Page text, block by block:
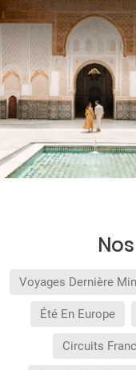
Voyages Dernière
Été En Europe
Circuits